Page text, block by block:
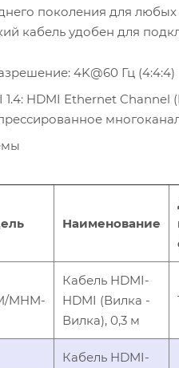
поколения для
кабель удобен для
4K@60 Гц (4:4:4)
HDMI Ethernet Channel
Наименование
MHM-
Кабель HDMI-
HDMI (Вилка -
Вилка), 0,3 м
Кабель HDMI-